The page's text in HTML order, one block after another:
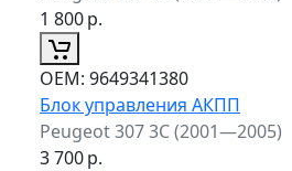
1 800р.
ОЕМ: 9649341380
Блок управления АКПП
Peugeot 307 3C (2001—2005)
3 700р.